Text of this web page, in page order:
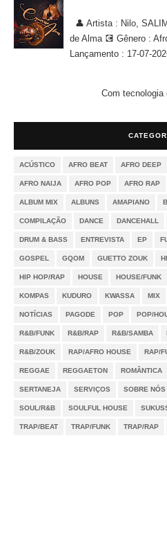
👤 Artista : Nilo,
de Alma 💽 Gênero :
Lançamento : 17-07-
Com tecnologia
ACÚSTICO AFRO BEAT AFRO DEEP
AFRO NAIJA AFRO POP AFRO RAP
ALBUM MIX ALBUNS AMAPIANO
COMPILAÇÃO DANCE DANCEHALL
DRUM & BASS ENTREVISTA EP
GOSPEL GQOM GUETTO ZOUK
HIP HOP/RAP HOUSE HOUSE/FUNK
KOMPAS KUDURO KWASSA MIX
NOTÍCIAS PAGODE POP POP/
R&B/FUNK R&B/RAP R&B/SAMBA
R&B/ZOUK RAP/AFRO HOUSE RAP/
REGGAE REGGAETON ROMÂNTICA
SERTANEJA SERVIÇOS SOBRE NÓS
SOUL/R&B SOULFUL HOUSE
TRAP/BEAT TRAP/FUNK TRAP/RAP